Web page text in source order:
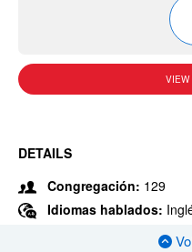
VIEW
DETAILS
Congregación: 129
Idiomas hablados: